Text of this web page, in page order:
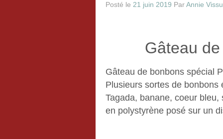
Posté le 21 juin 2019 Par Annie
Gâteau
Gâteau de bonbons spécial
Plusieurs sortes de bonbons
Tagada, banane, coeur
en polystyrène posé sur un